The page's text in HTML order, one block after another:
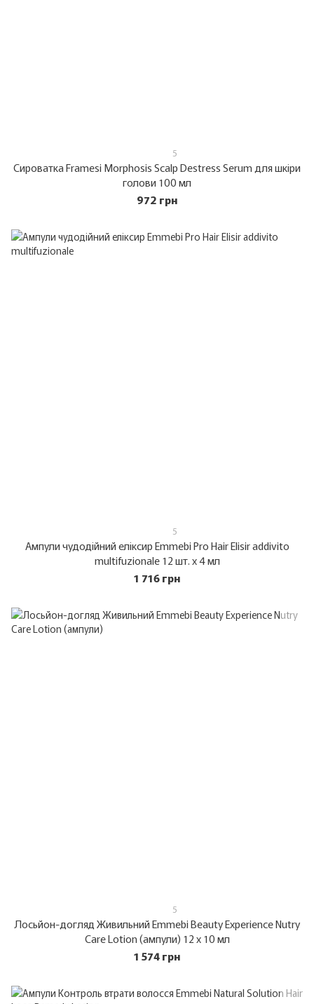
5
Сироватка Framesi Morphosis Scalp Destress Serum для шкіри
голови 100 мл
972 грн
5
Ампули чудодійний еліксир Emmebi Pro Hair Elisir addivito
multifuzionale 12 шт. х 4 мл
1 716 грн
5
Лосьйон-догляд Живильний Emmebi Beauty Experience Nutry
Care Lotion (ампули) 12 x 10 мл
1 574 грн